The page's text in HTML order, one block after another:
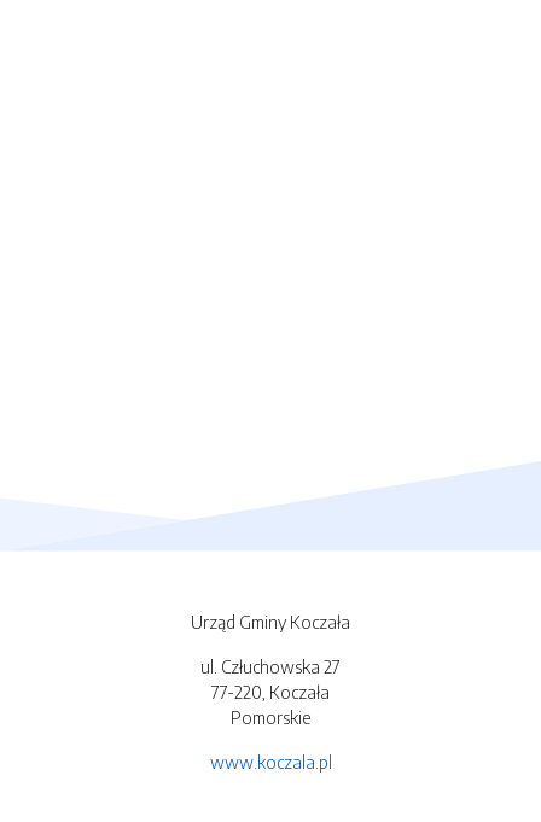
Urząd Gminy Koczała
ul. Człuchowska 27
77-220, Koczała
Pomorskie
www.koczala.pl